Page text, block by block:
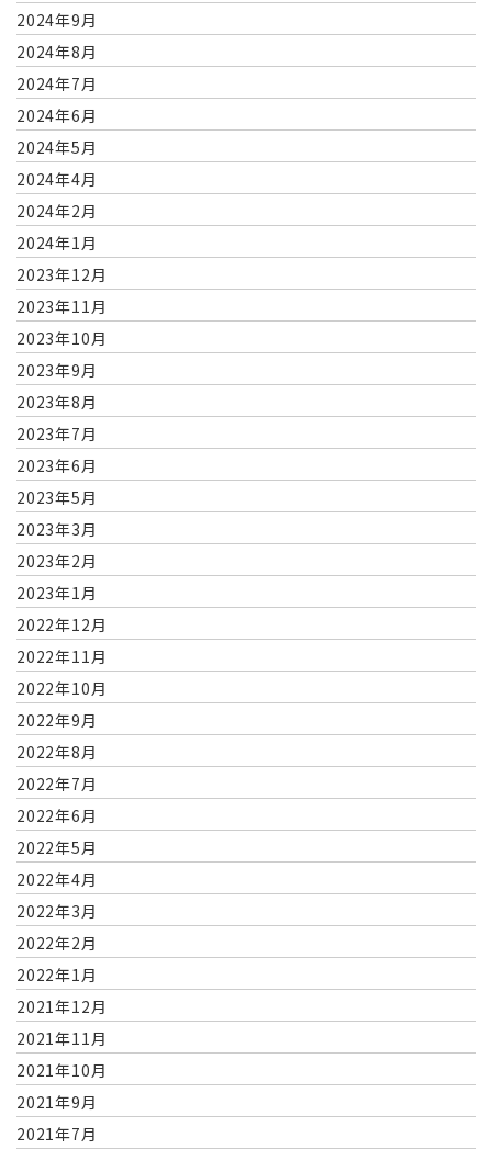
2024年9月
2024年8月
2024年7月
2024年6月
2024年5月
2024年4月
2024年2月
2024年1月
2023年12月
2023年11月
2023年10月
2023年9月
2023年8月
2023年7月
2023年6月
2023年5月
2023年3月
2023年2月
2023年1月
2022年12月
2022年11月
2022年10月
2022年9月
2022年8月
2022年7月
2022年6月
2022年5月
2022年4月
2022年3月
2022年2月
2022年1月
2021年12月
2021年11月
2021年10月
2021年9月
2021年7月